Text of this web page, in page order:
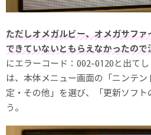
ただしオメガルビー、オメガサフ
できていないともらえなかったの
にエラーコード：002-0120と出て
は、本体メニュー画面の「ニンテ
定・その他」を選び、「更新ソフト
う。